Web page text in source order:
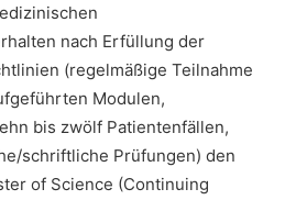
nach Erfüllung der
(regelmäßige Teilnahme
Modulen,
bis zwölf Patientenfällen,
schriftliche Prüfungen) den
of Science (Continuing